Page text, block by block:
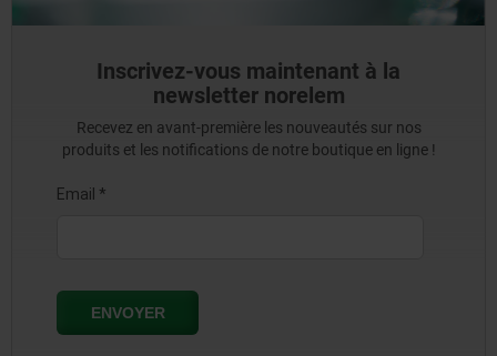
Inscrivez-vous maintenant à la
newsletter norelem
Recevez en avant-première les nouveautés sur nos
produits et les notifications de notre boutique en ligne !